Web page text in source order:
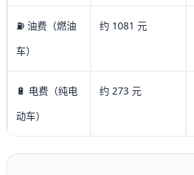
⛽ 油费（燃油
车）
约 1081 元
🔋 电费（纯电
动车）
约 273 元